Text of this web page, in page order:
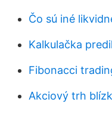
Čo sú iné
Kalkulačka
Fibonacci
Akciový trh